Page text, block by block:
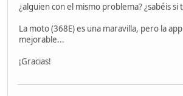
¿alguien con el mismo problema? ¿sabéis si
La moto (368E) es una maravilla, pero la
mejorable...
¡Gracias!